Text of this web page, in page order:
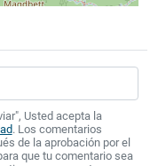
Usted acepta la
. Los comentarios
de la aprobación por el
que tu comentario sea